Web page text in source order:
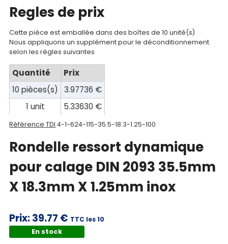
compte
Mon
panier
Contact
Regles de prix
Cette pièce est emballée dans des boîtes de 10 unité(s)
Nous appliquons un supplément pour le déconditionnement
selon les règles suivantes
Quantité
Prix
10 pièces(s)
3.97736 €
1 unit
5.33630 €
Référence TDI 4-1-624-115-35.5-18.3-1.25-100
Rondelle ressort dynamique
pour calage DIN 2093 35.5mm
X 18.3mm X 1.25mm inox
Prix:39.77 € TTC les 10
En stock